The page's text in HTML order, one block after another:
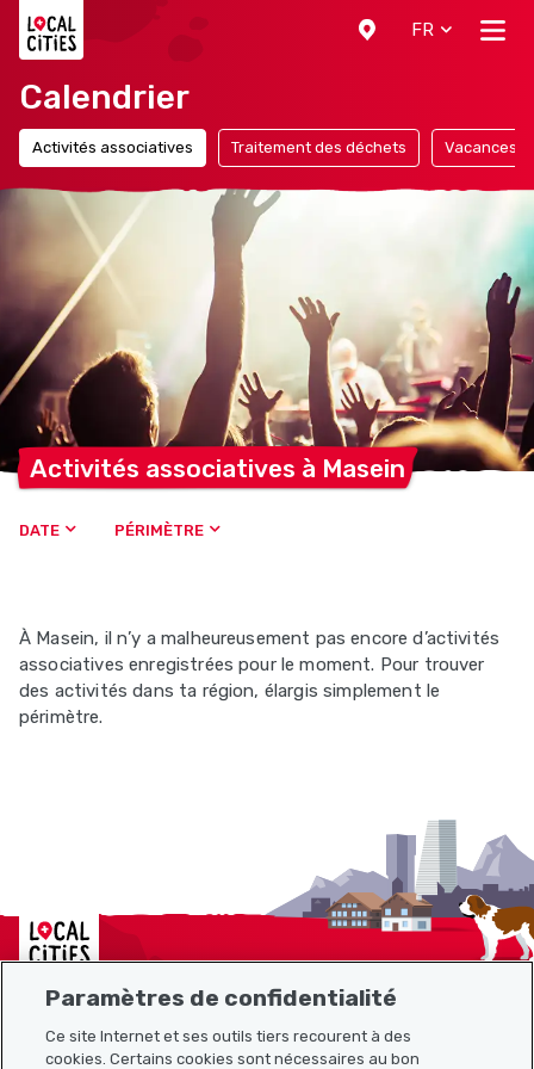
FR
Calendrier
Activités associatives Traitement des déchets Vacances
Activités associatives à Masein
DATE PÉRIMÈTRE
À Masein, il n’y a malheureusement pas encore d’activités
associatives enregistrées pour le moment. Pour trouver
des activités dans ta région, élargis simplement le
périmètre.
Localcities
Plan du site
Paramètres de confidentialité
Ce site Internet et ses outils tiers recourent à des
cookies. Certains cookies sont nécessaires au bon